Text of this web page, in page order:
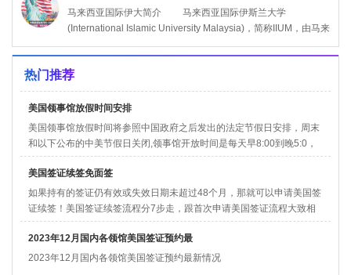
马来西亚国际伊大简介 马来西亚国际伊斯兰大学
(International Islamic University Malaysia)，简称IIUM，由马来
西亚
热门推荐
美国领事馆放假时间安排
美国领事馆放假时间将参照中国政府之后发出的法定节假日安排，周末
和以下公布的中美节假日关闭,领事馆开放时间是每天早8:00到晚5:0，
周一到周五。
美国签证续签免面签
如果持有的签证仍有效或失效日期未超过48个月，那就可以申请美国签
证续签！美国签证续签流程分7步走，跟首次申请美国签证流程大致相
同，先准备好续签的材料，然后在网站...
2023年12月国内各领馆美国签证预约最
2023年12月国内各领馆美国签证预约最新情况